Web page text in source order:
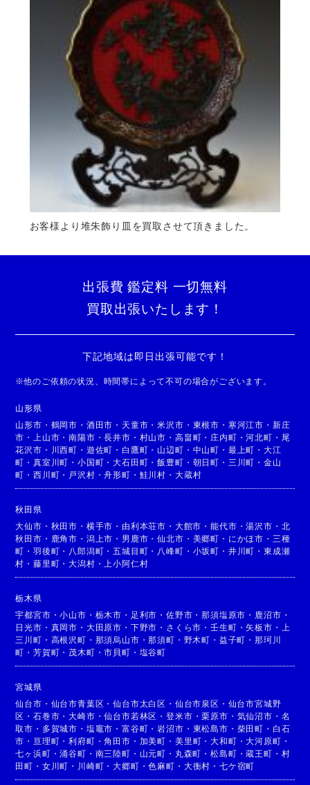
お客様より堆朱飾り皿を買取させて頂きました。
出張費 鑑定料 一切無料
買取出張いたします！
下記地域は即日出張可能です！
※他のご依頼の状況、時間帯によって不可の場合がございます。
山形県
山形市 ・ 鶴岡市 ・ 酒田市 ・ 天童市 ・米沢市 ・ 東根市 ・ 寒河江市 ・ 新庄
市 ・ 上山市 ・南陽市 ・長井市 ・ 村山市 ・ 高畠町 ・ 庄内町 ・河北町 ・ 尾
花沢市 ・ 川西町 ・ 遊佐町 ・ 白鷹町 ・ 山辺町 ・ 中山町 ・ 最上町 ・ 大江
町 ・真室川町 ・小国町 ・大石田町 ・飯豊町 ・ 朝日町 ・ 三川町 ・ 金山
町 ・西川町 ・ 戸沢村 ・舟形町 ・ 鮭川村 ・ 大蔵村
秋田県
大仙市 ・ 秋田市 ・ 横手市 ・ 由利本荘市 ・ 大館市 ・能代市 ・湯沢市 ・ 北
秋田市 ・ 鹿角市 ・ 潟上市 ・ 男鹿市 ・仙北市 ・ 美郷町 ・ にかほ市 ・ 三種
町 ・羽後町 ・ 八郎潟町 ・五城目町 ・ 八峰町 ・ 小坂町 ・ 井川町 ・ 東成瀬
村 ・藤里町 ・大潟村 ・ 上小阿仁村
栃木県
宇都宮市 ・小山市 ・ 栃木市 ・ 足利市 ・佐野市 ・那須塩原市 ・ 鹿沼市 ・
日光市 ・ 真岡市 ・ 大田原市 ・ 下野市 ・ さくら市 ・壬生町 ・矢板市 ・
上
三川町 ・ 高根沢町 ・ 那須烏山市 ・那須町 ・ 野木町 ・ 益子町 ・那珂川
町 ・芳賀町 ・ 茂木町 ・市貝町 ・ 塩谷町
宮城県
仙台市 ・ 仙台市青葉区 ・仙台市太白区 ・ 仙台市泉区 ・ 仙台市宮城野
区 ・石巻市 ・大崎市 ・仙台市若林区 ・登米市 ・栗原市 ・ 気仙沼市 ・ 名
取市 ・ 多賀城市 ・ 塩竈市 ・富谷町 ・岩沼市 ・ 東松島市 ・ 柴田町 ・ 白石
市 ・ 亘理町 ・利府町 ・角田市 ・ 加美町 ・ 美里町 ・大和町 ・大河原町 ・
七ヶ浜町 ・涌谷町 ・ 南三陸町 ・ 山元町 ・ 丸森町 ・松島町 ・蔵王町 ・ 村
田町 ・ 女川町 ・ 川崎町 ・大郷町 ・色麻町 ・ 大衡村 ・ 七ケ宿町